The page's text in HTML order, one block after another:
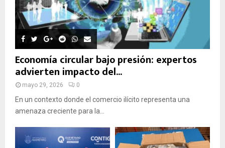
Economía circular bajo presión: expertos
advierten impacto del...
mayo 29, 2026 0
En un contexto donde el comercio ilícito representa una
amenaza creciente para la...